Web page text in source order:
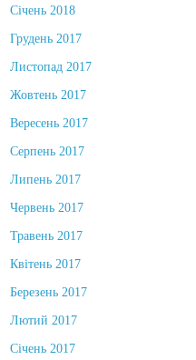
Січень 2018
Грудень 2017
Листопад 2017
Жовтень 2017
Вересень 2017
Серпень 2017
Липень 2017
Червень 2017
Травень 2017
Квітень 2017
Березень 2017
Лютий 2017
Січень 2017